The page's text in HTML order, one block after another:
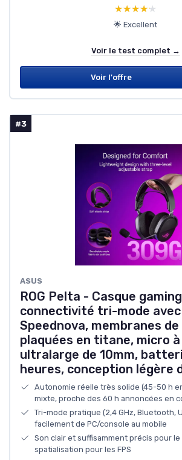
★★★★★
★★★★★
🌟 Excellent
Voir le test complet →
Voir l'offre
#3
ASUS
ROG Pelta - Casque
connectivité tri-mode avec
Speednova, membranes
plaquées en titane, micro à
ultralarge de 10mm,
heures, conception légère
Autonomie réelle très solide (45-50 h
mixte, proche des 60 h annoncées en
Tri-mode pratique (2,4 GHz, Bluetooth,
facilement de PC/console au mobile
Son clair et suffisamment précis pour
spatialisation pour les FPS